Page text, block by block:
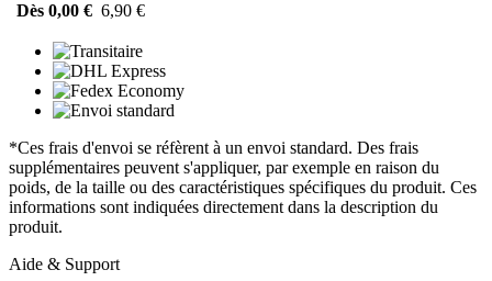
Dès 0,00 € 6,90 €
*Ces frais d'envoi se réfèrent à un envoi standard. Des frais
supplémentaires peuvent s'appliquer, par exemple en raison du
poids, de la taille ou des caractéristiques spécifiques du produit. Ces
informations sont indiquées directement dans la description du
produit.
Aide & Support